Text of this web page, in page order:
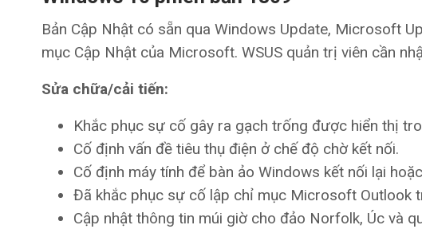
Bản Cập Nhật có sẵn qua Windows Update, Microsoft
mục Cập Nhật của Microsoft. WSUS quản trị viên cần
Sửa chữa/cải tiến:
Khắc phục sự cố gây ra gạch trống được hiển thị
Cố định vấn đề tiêu thụ điện ở chế độ chờ kết nối.
Cố định máy tính để bàn ảo Windows kết nối lại
Đã khắc phục sự cố lập chỉ mục Microsoft Outlook
Cập nhật thông tin múi giờ cho đảo Norfolk, Úc và